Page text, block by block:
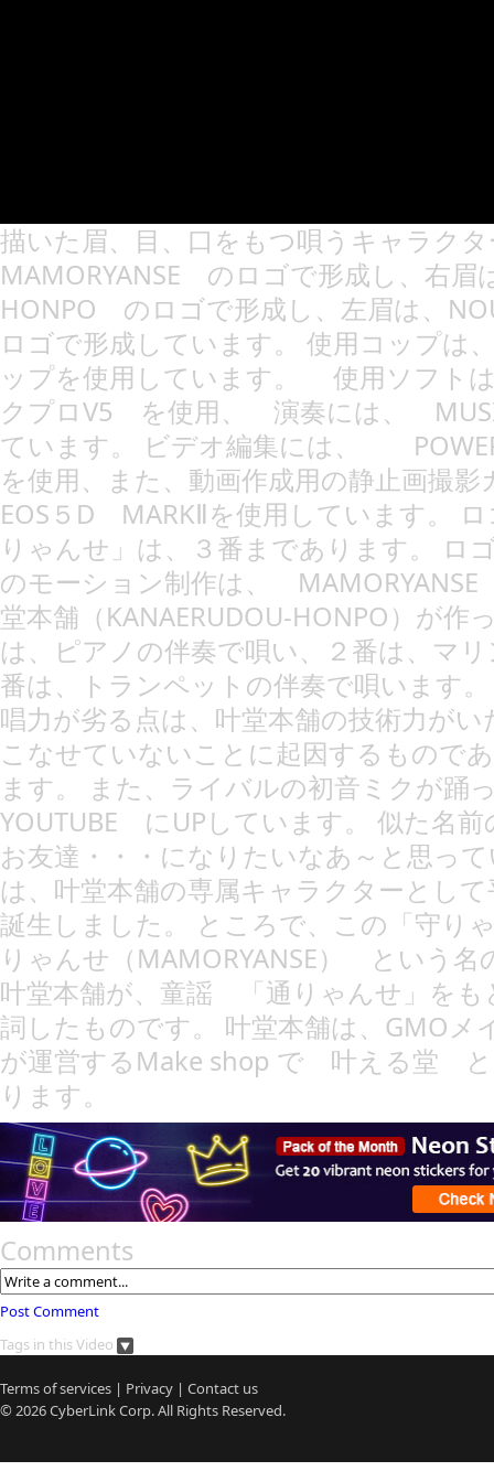
描いた眉、目、口をもつ唄うキャラク
MAMORYANSE のロゴで形成し、右眉
HONPO のロゴで形成し、左眉は、
ロゴで形成しています。 使用コップ
ップを使用しています。 使用ソフ
クプロV5 を使用、 演奏には、
ています。 ビデオ編集には、
を使用、また、動画作成用の静止画撮
EOS５D MARKⅡを使用しています。
りゃんせ」は、３番まであります。 ロ
のモーション制作は、
堂本舗（KANAERUDOU-HONPO）が作
は、ピアノの伴奏で唄い、２番は、マ
番は、トランペットの伴奏で唄います
唱力が劣る点は、叶堂本舗の技術力が
こなせていないことに起因するもので
ます。 また、ライバルの初音ミクが
YOUTUBE にUPしています。 似た名
お友達・・・になりたいなあ～と思っ
は、叶堂本舗の専属キャラクターとし
誕生しました。 ところで、この「守り
りゃんせ（MAMORYANSE） という
叶堂本舗が、童謡 「通りゃんせ」をも
詞したものです。 叶堂本舗は、GMOメ
が運営するMake shop で 叶える堂 と
ります。
Comments
Post Comment
Tags in this Video
Terms of services | Privacy | Contact us
© 2026CyberLinkCorp. All Rights Reserved.